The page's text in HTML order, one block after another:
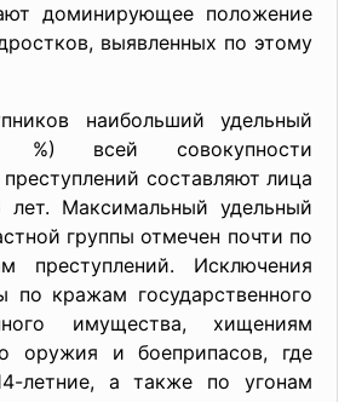
доминирующее положение
выявленных по этому
наибольший удельный
%) всей совокупности
составляют лица
лет. Максимальный удельный
группы отмечен почти по
преступлений. Исключения
по кражам государственного
имущества, хищениям
оружия и боеприпасов, где
летние, а также по угонам